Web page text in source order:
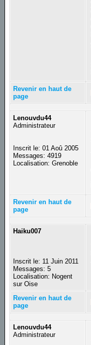
Revenir en haut de
page
Lenouvdu44
Administrateur
Inscrit le: 01 Aoû 2005
Messages: 4919
Localisation: Grenoble
Revenir en haut de
page
Haiku007
Inscrit le: 11 Juin 2011
Messages: 5
Localisation: Nogent
sur Oise
Revenir en haut de
page
Lenouvdu44
Administrateur